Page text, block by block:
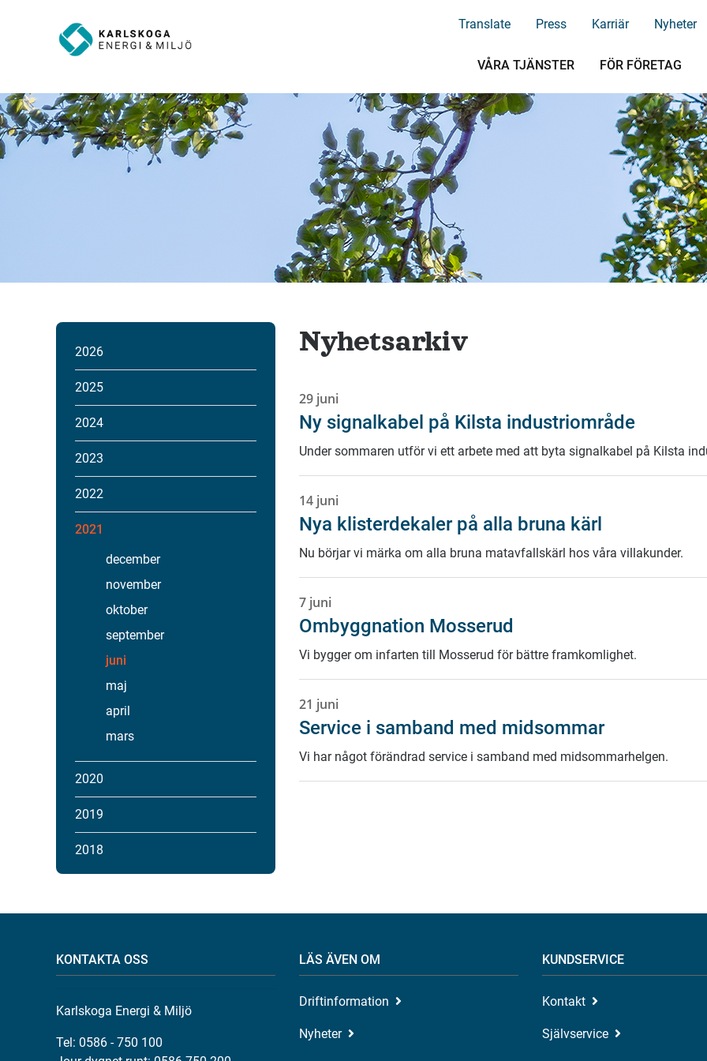
Translate Press Karriär Nyheter
VÅRA TJÄNSTER FÖR FÖRETAG
2026
2025
2024
2023
2022
2021
december
november
oktober
september
juni
maj
april
mars
2020
2019
2018
Nyhetsarkiv
29 juni
Ny signalkabel på Kilsta industriområde
Under sommaren utför vi ett arbete med att byta signalkabel på Kilsta
14 juni
Nya klisterdekaler på alla bruna kärl
Nu börjar vi märka om alla bruna matavfallskärl hos våra villakunder.
7 juni
Ombyggnation Mosserud
Vi bygger om infarten till Mosserud för bättre framkomlighet.
21 juni
Service i samband med midsommar
Vi har något förändrad service i samband med midsommarhelgen.
KONTAKTA OSS
Karlskoga Energi & Miljö
Tel: 0586 - 750 100
LÄS ÄVEN OM
Driftinformation
Nyheter
KUNDSERVICE
Kontakt
Självservice